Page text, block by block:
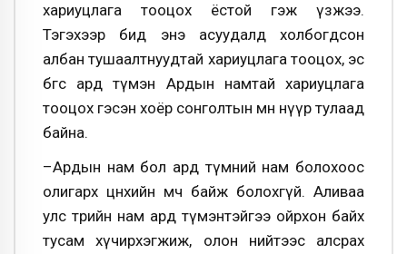
хариуцлага тооцох ёстой гэж үзжээ.
Тэгэхээр бид энэ асуудалд холбогдсон
албан тушаалтнуудтай хариуцлага тооцох, эс
бөгөөс ард түмэн Ардын намтай хариуцлага
тооцох гэсэн хоёр сонголтын өмнө нүүр тулаад
байна.
–Ардын нам бол ард түмний нам болохоос
олигарх цөөнхийн өмч байж болохгүй. Аливаа
улс төрийн нам ард түмэнтэйгээ ойрхон байх
тусам хүчирхэгжиж, олон нийтээс алсрах